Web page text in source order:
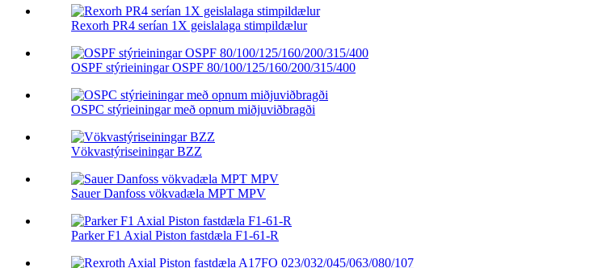
Rexorh PR4 serían 1X geislalaga stimpildælur
OSPF stýrieiningar OSPF 80/100/125/160/200/315/400
OSPC stýrieiningar með opnum miðjuviðbragði
Vökvastýriseiningar BZZ
Sauer Danfoss vökvadæla MPT MPV
Parker F1 Axial Piston fastdæla F1-61-R